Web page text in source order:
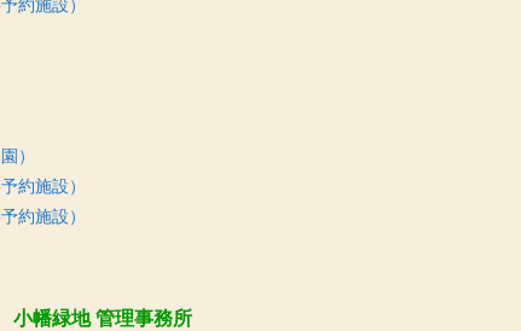
約施設）
）
約施設）
約施設）
小幡緑地 管理事務所